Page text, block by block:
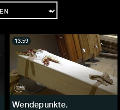
Wendepunkte.
13:59